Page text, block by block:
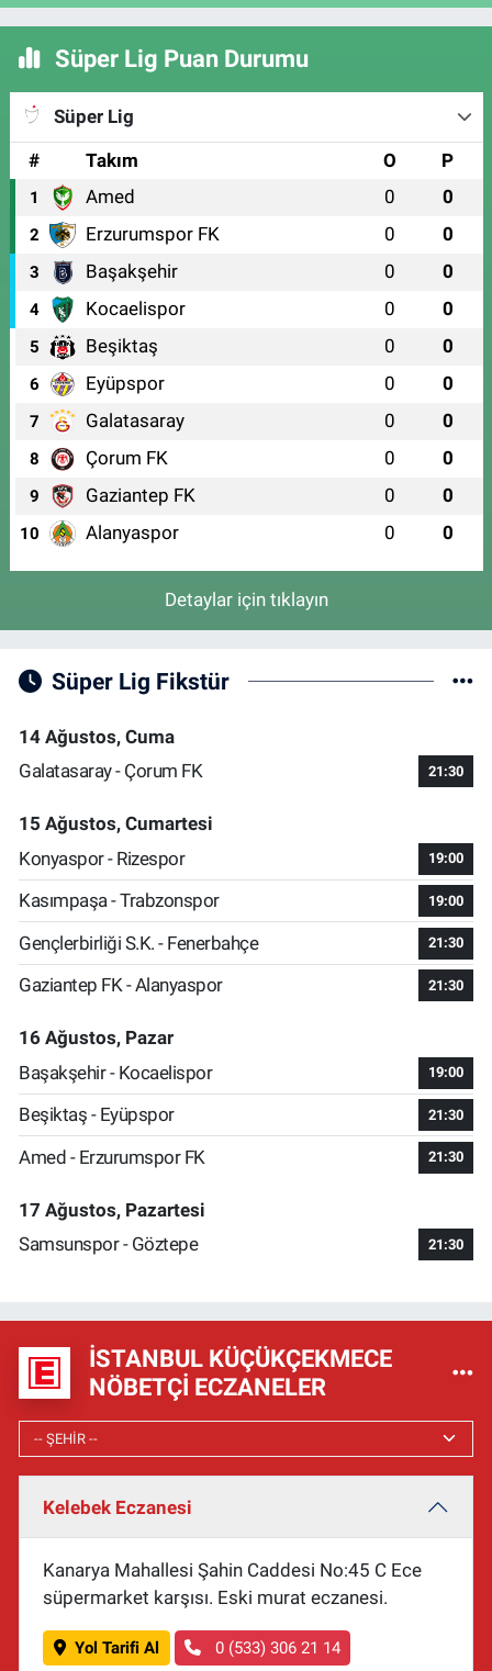
Süper Lig Puan Durumu
Süper Lig
#
Takım O P
1 Amed 0 0
2 Erzurumspor FK 0 0
3 Başakşehir 0 0
4 Kocaelispor 0 0
5 Beşiktaş 0 0
6 Eyüpspor 0 0
7 Galatasaray 0 0
8 Çorum FK 0 0
9 Gaziantep FK 0 0
10 Alanyaspor 0 0
Detaylar için tıklayın
Süper Lig Fikstür
14 Ağustos, Cuma
Galatasaray - Çorum FK
21:30
15 Ağustos, Cumartesi
Konyaspor - Rizespor
19:00
Kasımpaşa - Trabzonspor 19:00
Gençlerbirliği S.K. - Fenerbahçe 21:30
Gaziantep FK - Alanyaspor 21:30
16 Ağustos, Pazar
Başakşehir - Kocaelispor
19:00
Beşiktaş - Eyüpspor 21:30
Amed - Erzurumspor FK 21:30
17 Ağustos, Pazartesi
Samsunspor - Göztepe
21:30
İSTANBUL KÜÇÜKÇEKMECE
NÖBETÇI ECZANELER
Kelebek Eczanesi
Kanarya Mahallesi Şahin Caddesi No:45 C Ece
süpermarket karşısı. Eski murat eczanesi.
Yol Tarifi Al 0 (533) 306 21 14